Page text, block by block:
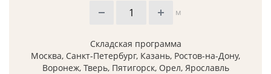
м
Складская программа
Москва, Санкт-Петербург, Казань, Ростов-на-Дону,
Воронеж, Тверь, Пятигорск, Орел, Ярославль